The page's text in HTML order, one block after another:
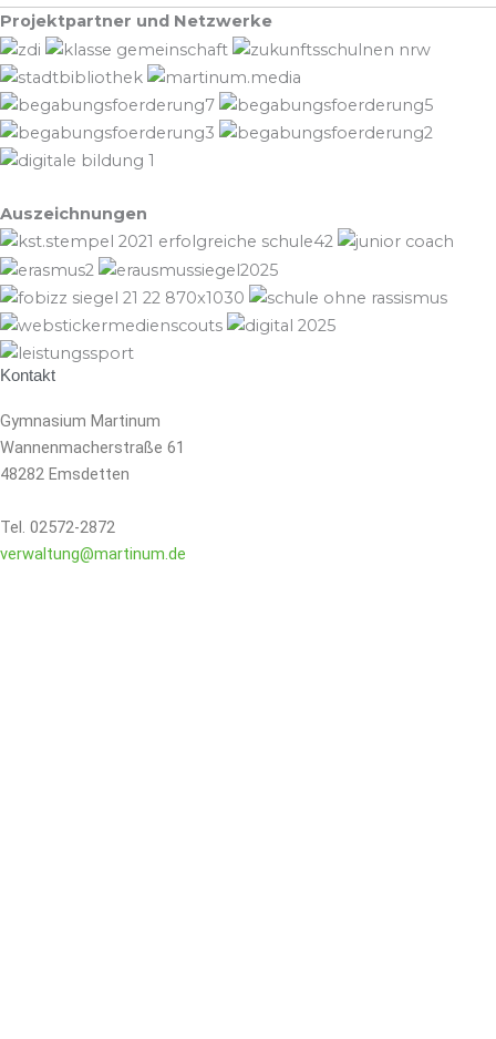
Projektpartner und Netzwerke
Auszeichnungen
Kontakt
Gymnasium Martinum
Wannenmacherstraße 61
48282 Emsdetten
Tel. 02572-2872
verwaltung@martinum.de